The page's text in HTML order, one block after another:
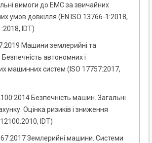
вимоги до ЕМС за звичайних
умов довкілля (EN ISO 13766-1:2018,
IDT)
Машини землерийні та
Безпечність автономних і
машинних систем (ISO 17757:2017,
Безпечність машин. Загальні
Оцінка ризиків і зниження
IDT)
Землерийні машини. Системи